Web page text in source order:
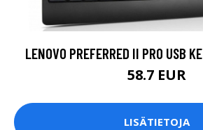
LENOVO PREFERRED II PRO USB
58.7 EUR
LISÄTIETOJA